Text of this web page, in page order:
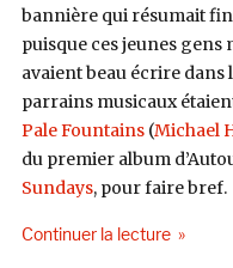
bannière qui résumait
puisque ces jeunes
avaient beau écrire dans
parrains musicaux
Pale Fountains(Michael
du premier album
Sundays, pour faire bref.
Continuer la lecturede «